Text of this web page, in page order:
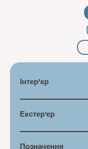
Інтер’єр
Екстер'єр
Позначення